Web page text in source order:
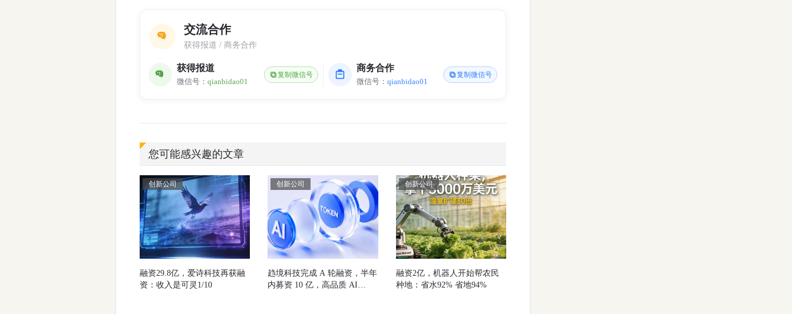
交流合作
获得报道 / 商务合作
获得报道
微信号：qianbidao01
复制微信号
商务合作
微信号： qianbidao01
复制微信号
您可能感兴趣的文章
创新公司
融资29.8亿，爱诗科技再获融
资：收入是可灵1/10
创新公司
趋境科技完成 A 轮融资，半年
内募资 10 亿，高品质 AI
创新公司
融资2亿，机器人开始帮农民
种地：省水92% 省地94%